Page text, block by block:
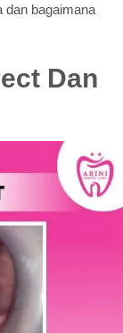
dan bagaimana
Dan